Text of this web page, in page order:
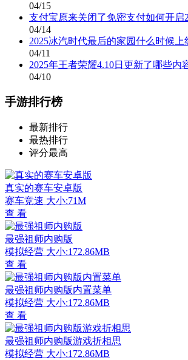
04/15
支付宝原来关闭了免密支付如何开启
04/14
2025冰汽时代最后的家园什么时候上
04/11
2025年王者荣耀4.10日更新了哪些内
04/10
手游排行榜
最新排行
最热排行
评分最高
真实的赛车安卓版
赛车竞速 大小:71M
查 看
最强祖师内购版
模拟经营 大小:172.86MB
查 看
最强祖师内购版内置菜单
模拟经营 大小:172.86MB
查 看
最强祖师内购版游戏折相思
模拟经营 大小:172.86MB